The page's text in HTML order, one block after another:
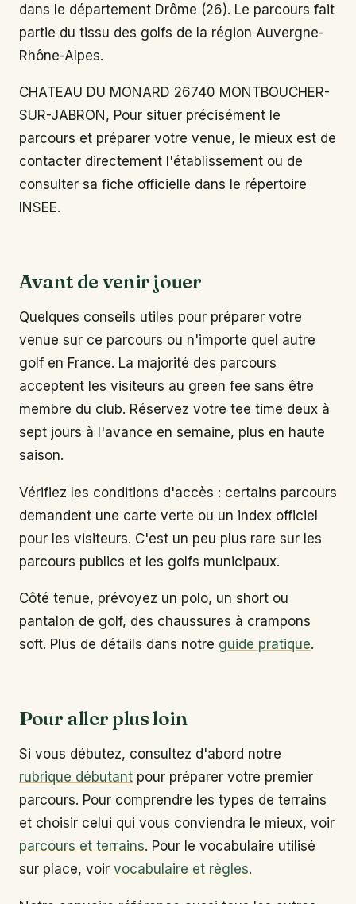
dans le département Drôme (26). Le parcours fait
partie du tissu des golfs de la région Auvergne-
Rhône-Alpes.
CHATEAU DU MONARD 26740 MONTBOUCHER-
SUR-JABRON, Pour situer précisément le
parcours et préparer votre venue, le mieux est de
contacter directement l'établissement ou de
consulter sa fiche officielle dans le répertoire
INSEE.
Avant de venir jouer
Quelques conseils utiles pour préparer votre
venue sur ce parcours ou n'importe quel autre
golf en France. La majorité des parcours
acceptent les visiteurs au green fee sans être
membre du club. Réservez votre tee time deux à
sept jours à l'avance en semaine, plus en haute
saison.
Vérifiez les conditions d'accès : certains parcours
demandent une carte verte ou un index officiel
pour les visiteurs. C'est un peu plus rare sur les
parcours publics et les golfs municipaux.
Côté tenue, prévoyez un polo, un short ou
pantalon de golf, des chaussures à crampons
soft. Plus de détails dans notre guide pratique.
Pour aller plus loin
Si vous débutez, consultez d'abord notre
rubrique débutant pour préparer votre premier
parcours. Pour comprendre les types de terrains
et choisir celui qui vous conviendra le mieux, voir
parcours et terrains. Pour le vocabulaire utilisé
sur place, voir vocabulaire et règles.